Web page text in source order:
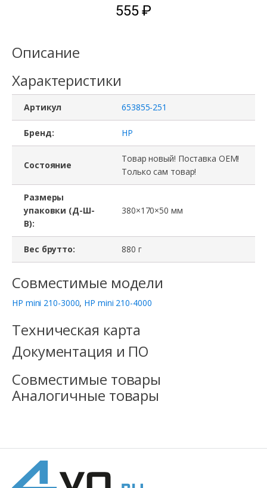
555₽
Описание
Характеристики
Артикул 653855-251
Бренд: HP
Состояние
Товар новый! Поставка ОЕМ!
Только сам товар!
Размеры
упаковки (Д-Ш-
В):
380×170×50 мм
Вес брутто: 880 г
Совместимые модели
HP mini 210-3000, HP mini 210-4000
Техническая карта
Документация и ПО
Совместимые товары
Аналогичные товары